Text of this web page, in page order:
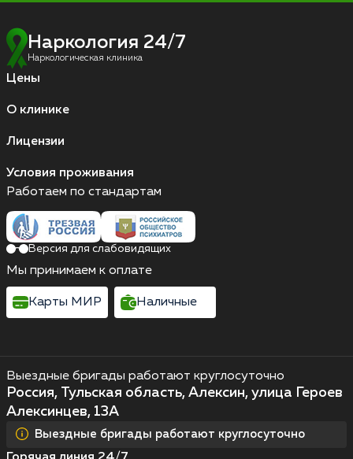
Наркология 24/7
Наркологическая клиника
Цены
О клинике
Лицензии
Условия проживания
Выездные бригады работают круглосуточно
Россия, Тульская область, Алексин, улица Героев
Алексинцев, 13А
Выездные бригады работают круглосуточно
Работаем по стандартам
Версия для слабовидящих
Мы принимаем к оплате
Карты МИР Наличные